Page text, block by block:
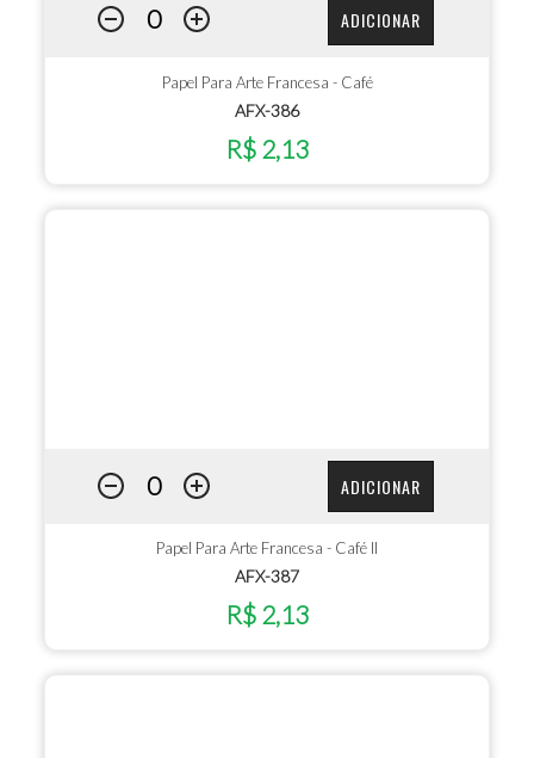
ADICIONAR
Papel Para Arte Francesa - Café
AFX-386
R$ 2,13
ADICIONAR
Papel Para Arte Francesa - Café II
AFX-387
R$ 2,13